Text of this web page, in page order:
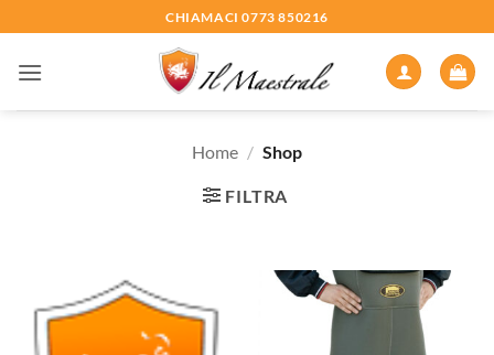
ai
contenuti
CHIAMACI 0773 850216
Home / Shop
FILTRA